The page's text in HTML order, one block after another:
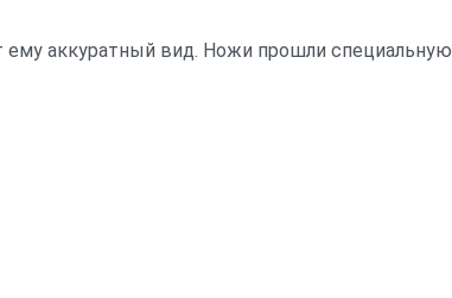
ему аккуратный вид. Ножи прошли специальную